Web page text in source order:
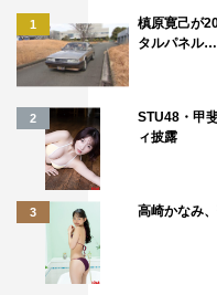
1
槙原寛己が
タルパネル…
2
STU48・甲
ィ披露
3 高崎かなみ